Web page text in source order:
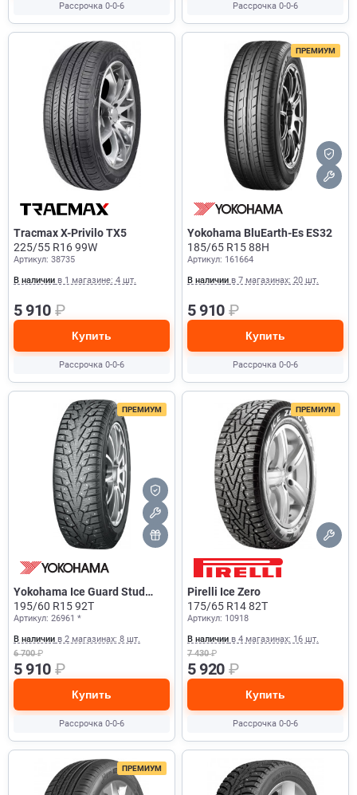
Рассрочка 0-0-6 Рассрочка 0-0-6
Tracmax X-Privilo TX5
225/55 R16 99W
Артикул: 38735
В наличии в 1 магазине: 4 шт.
5 910 ₽
Купить
Рассрочка 0-0-6
ПРЕМИУМ
Yokohama BluEarth-Es ES32
185/65 R15 88H
Артикул: 161664
В наличии в 7 магазинах: 20 шт.
5 910 ₽
Купить
Рассрочка 0-0-6
ПРЕМИУМ
Yokohama Ice Guard Stud
IG55
195/60 R15 92T
Артикул: 26961 *
В наличии в 2 магазинах: 8 шт.
6 700₽
5 910 ₽
Купить
Рассрочка 0-0-6
ПРЕМИУМ
Pirelli Ice Zero
175/65 R14 82T
Артикул: 10918
В наличии в 4 магазинах: 16 шт.
7 430₽
5 920 ₽
Купить
Рассрочка 0-0-6
ПРЕМИУМ